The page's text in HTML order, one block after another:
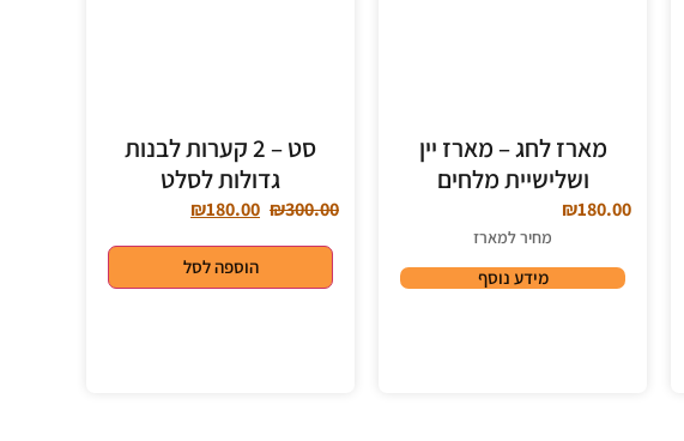
מארז לחג – מארז יין
ושלישיית מלחים
₪180.00
מחיר למארז
מידע נוסף
סט – 2 קערות לבנות
גדולות לסלט
₪300.00
₪180.00
הוספה לסל